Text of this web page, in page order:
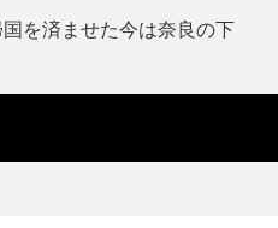
を済ませた今は奈良の下